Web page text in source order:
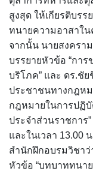
สูงสุด ให้เกียรติบร
ทนายความอาสาใน
จากนั้น นายสงครา
บรรยายหัวข้อ “กา
บริโภค” และ ดร.ชั
ประชาชนทางกฎหม
กฎหมายในการปฏิ
ประจำส่วนราชการ”
และในเวลา 13.00
สำนักฝึกอบรมวิชา
หัวข้อ “บทบาททนา